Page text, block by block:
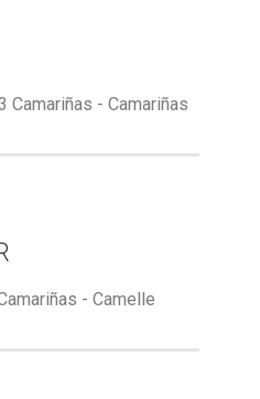
Camariñas - Camariñas
- Camelle